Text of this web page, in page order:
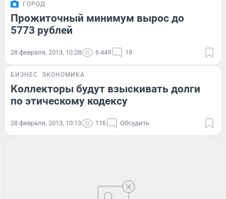
ГОРОД
Прожиточный минимум вырос до
5773 рублей
28 февраля, 2013, 10:28 6 449 18
БИЗНЕС ЭКОНОМИКА
Коллекторы будут взыскивать долги
по этическому кодексу
28 февраля, 2013, 10:13 116 Обсудить